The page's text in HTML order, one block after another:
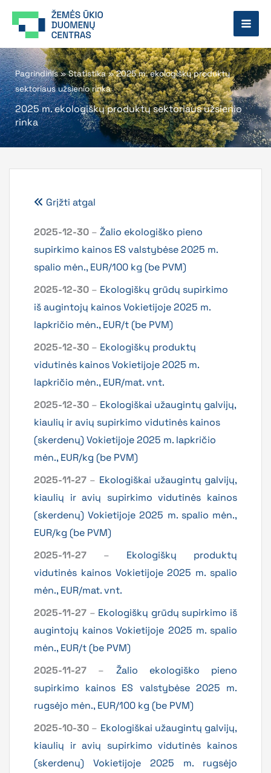
prie
Pagrindinis»Statistika»2025 m. ekologiškų produktų
sektoriaus užsienio rinka
2025 m. ekologiškų produktų sektoriaus užsienio
rinka
Grįžti atgal
2025-12-30 – Žalio ekologiško pieno
supirkimo kainos ES valstybėse 2025 m.
spalio mėn., EUR/100 kg (be PVM)
2025-12-30 – Ekologiškų grūdų supirkimo
iš augintojų kainos Vokietijoje 2025 m.
lapkričio mėn., EUR/t (be PVM)
2025-12-30 – Ekologiškų produktų
vidutinės kainos Vokietijoje 2025 m.
lapkričio mėn., EUR/mat. vnt.
2025-12-30 – Ekologiškai užaugintų galvijų,
kiaulių ir avių supirkimo vidutinės kainos
(skerdenų) Vokietijoje 2025 m. lapkričio
mėn., EUR/kg (be PVM)
2025-11-27 – Ekologiškai užaugintų galvijų,
kiaulių ir avių supirkimo vidutinės kainos
(skerdenų) Vokietijoje 2025 m. spalio mėn.,
EUR/kg (be PVM)
2025-11-27 – Ekologiškų produktų
vidutinės kainos Vokietijoje 2025 m. spalio
mėn., EUR/mat. vnt.
2025-11-27 – Ekologiškų grūdų supirkimo iš
augintojų kainos Vokietijoje 2025 m. spalio
mėn., EUR/t (be PVM)
2025-11-27 – Žalio ekologiško pieno
supirkimo kainos ES valstybėse 2025 m.
rugsėjo mėn., EUR/100 kg (be PVM)
2025-10-30 – Ekologiškai užaugintų galvijų,
kiaulių ir avių supirkimo vidutinės kainos
(skerdenų) Vokietijoje 2025 m. rugsėjo